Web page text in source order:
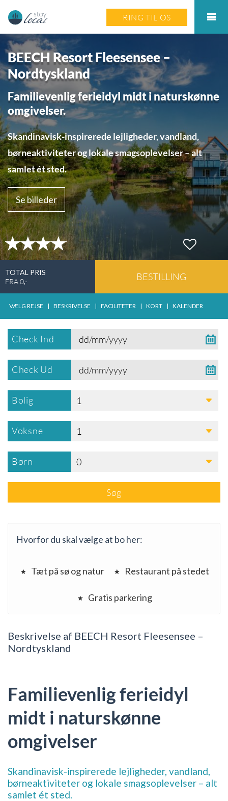
RING TIL OS
BEECH Resort Fleesensee –
Nordtyskland
Familievenlig ferieidyl midt i naturskønne
omgivelser.
Skandinavisk-inspirerede lejligheder, vandland,
børneaktiviteter og lokale smagsoplevelser – alt
samlet ét sted.
Se billeder
TOTAL PRIS
FRA0,- BESTILLING
VÆLG REJSE | BESKRIVELSE | FACILITETER | KORT | KALENDER
Check Ind
Check Ud
Bolig 1
Voksne 1
Børn 0
Søg
Hvorfor du skal vælge at bo her:
Tæt på sø og natur Restaurant på stedet
Gratis parkering
Beskrivelse af BEECH Resort Fleesensee –
Nordtyskland
Familievenlig ferieidyl
midt i naturskønne
omgivelser
Skandinavisk-inspirerede lejligheder, vandland,
børneaktiviteter og lokale smagsoplevelser – alt
samlet ét sted.